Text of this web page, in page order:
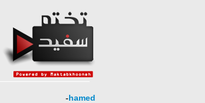
hamed
-